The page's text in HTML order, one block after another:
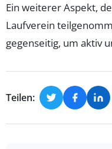
Ein weiterer Aspekt,
Laufverein
gegenseitig, um aktiv
Teilen: